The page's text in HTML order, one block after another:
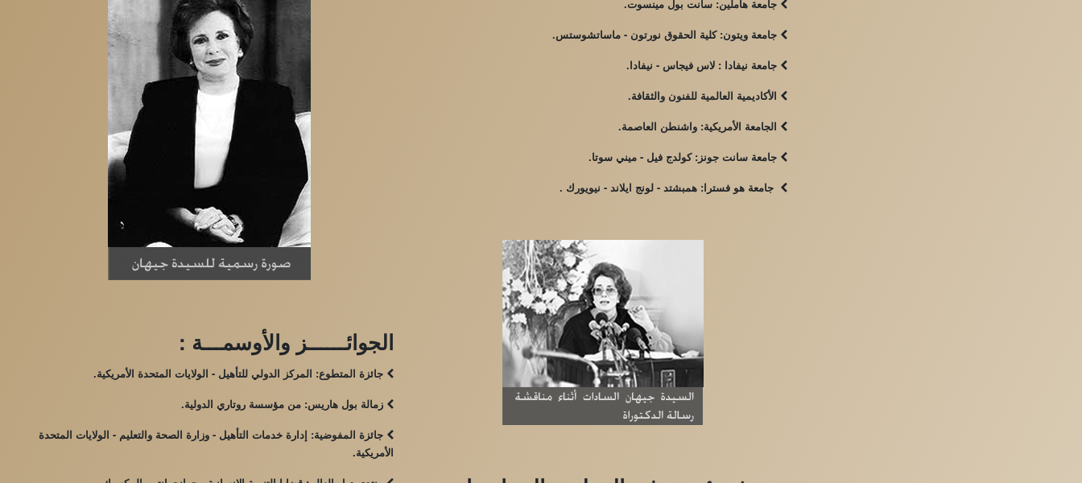
جامعة هاملين: سانت بول مينسوت.
جامعة ويتون: كلية الحقوق نورتون - ماساتشوستس.
جامعة نيفادا : لاس فيجاس - نيفادا.
الأكاديمية العالمية للفنون والثقافة.
الجامعة الأمريكية: واشنطن العاصمة.
جامعة سانت جونز: كولدج فيل - ميني سوتا.
جامعة هو فسترا: همبشتد - لونج ايلاند - نيويورك .
الجوائــــــز والأوسمـــة :
جائزة المتطوع: المركز الدولي للتأهيل - الولايات المتحدة الأمريكية.
زمالة بول هاريس: من مؤسسة روتاري الدولية.
جائزة المفوضية: إدارة خدمات التأهيل - وزارة الصحة والتعليم - الولايات المتحدة
الأمريكية.